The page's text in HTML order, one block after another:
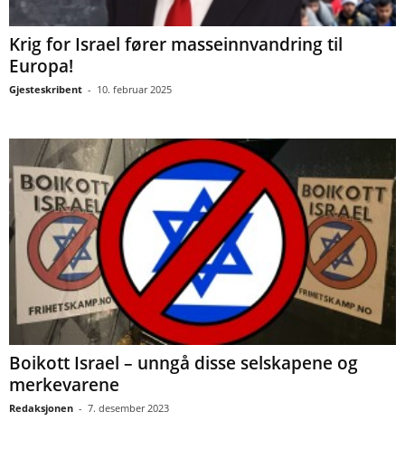
Krig for Israel fører masseinnvandring til
Europa!
Gjesteskribent - 10. februar 2025
Boikott Israel – unngå disse selskapene og
merkevarene
Redaksjonen - 7. desember 2023